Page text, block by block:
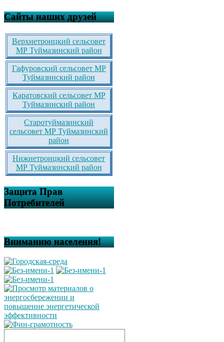
Сайты наших друзей
Верхнетроицкий сельсовет
МР Туймазинский район
Гафуровский сельсовет МР
Туймазинский район
Каратовский сельсовет МР
Туймазинский район
Старотуймазинский
сельсовет МР Туймазинский
район
Нижнетроицкий сельсовет
МР Туймазинский район
Защита Прав
Потребителей
Вниманию населения!